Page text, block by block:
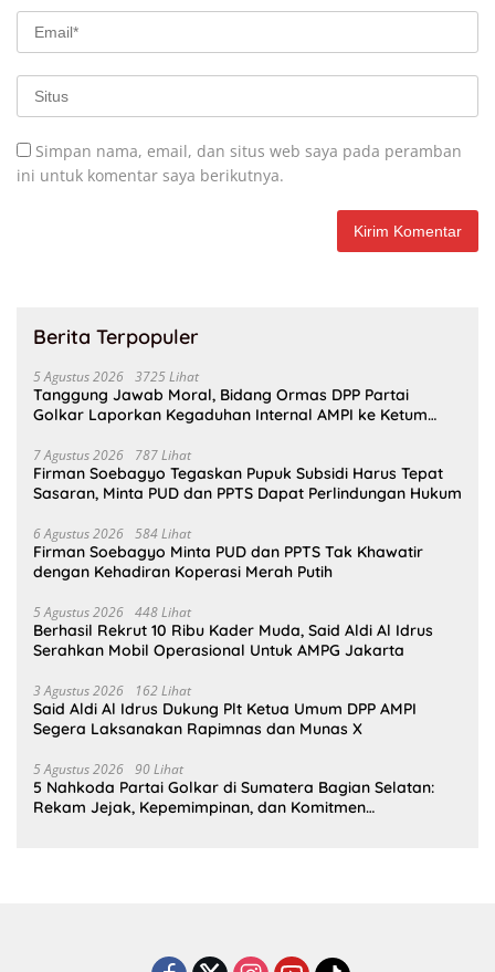
Simpan nama, email, dan situs web saya pada peramban
ini untuk komentar saya berikutnya.
Berita Terpopuler
5 Agustus 2026 3725 Lihat
Tanggung Jawab Moral, Bidang Ormas DPP Partai
Golkar Laporkan Kegaduhan Internal AMPI ke Ketum
7 Agustus 2026 787 Lihat
Firman Soebagyo Tegaskan Pupuk Subsidi Harus Tepat
Sasaran, Minta PUD dan PPTS Dapat Perlindungan Hukum
6 Agustus 2026 584 Lihat
Firman Soebagyo Minta PUD dan PPTS Tak Khawatir
dengan Kehadiran Koperasi Merah Putih
5 Agustus 2026 448 Lihat
Berhasil Rekrut 10 Ribu Kader Muda, Said Aldi Al Idrus
Serahkan Mobil Operasional Untuk AMPG Jakarta
3 Agustus 2026 162 Lihat
Said Aldi Al Idrus Dukung Plt Ketua Umum DPP AMPI
Segera Laksanakan Rapimnas dan Munas X
5 Agustus 2026 90 Lihat
5 Nahkoda Partai Golkar di Sumatera Bagian Selatan:
Rekam Jejak, Kepemimpinan, dan Komitmen